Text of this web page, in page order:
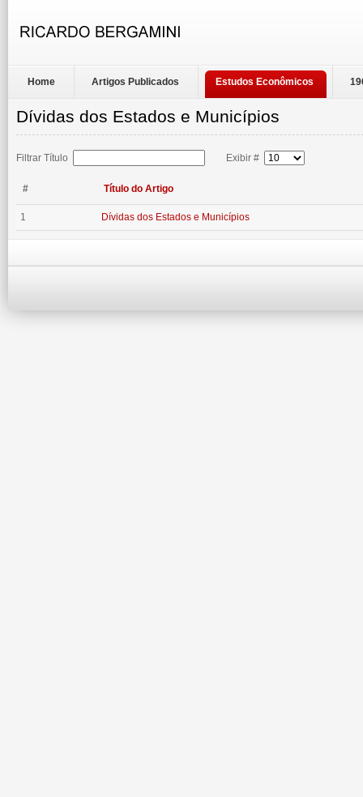
Home Artigos Publicados Estudos Econômicos
Dívidas dos Estados e Municípios
Filtrar Título Exibir #
# Título do Artigo
1 Dívidas dos Estados e Municípios